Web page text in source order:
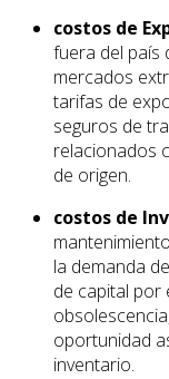
costos de
fuera del país
mercados
tarifas de
seguros de
relacionados
de origen.
costos de
la demanda
de capital por
oportunidad
inventario.